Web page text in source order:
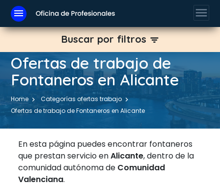
menu menu
Ofertas de trabajo de
Fontaneros en Alicante
Home
Categorías ofertas trabajo
Ofertas de trabajo de Fontaneros en Alicante
En esta página puedes encontrar fontaneros
que prestan servicio enAlicante, dentro de la
comunidad autónoma de Comunidad
Valenciana.
Buscar por filtros filter_list